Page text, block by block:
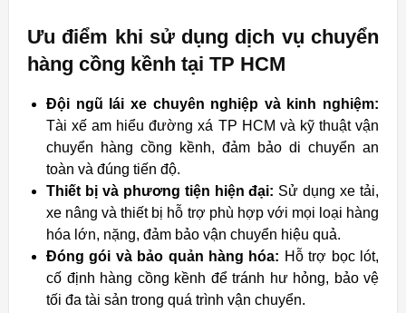
Ưu điểm khi sử dụng dịch vụ chuyển
hàng cồng kềnh tại TP HCM
Đội ngũ lái xe chuyên nghiệp và kinh nghiệm:
Tài xế am hiểu đường xá TP HCM và kỹ thuật vận
chuyển hàng cồng kềnh, đảm bảo di chuyển an
toàn và đúng tiến độ.
Thiết bị và phương tiện hiện đại: Sử dụng xe tải,
xe nâng và thiết bị hỗ trợ phù hợp với mọi loại hàng
hóa lớn, nặng, đảm bảo vận chuyển hiệu quả.
Đóng gói và bảo quản hàng hóa: Hỗ trợ bọc lót,
cố định hàng cồng kềnh để tránh hư hỏng, bảo vệ
tối đa tài sản trong quá trình vận chuyển.